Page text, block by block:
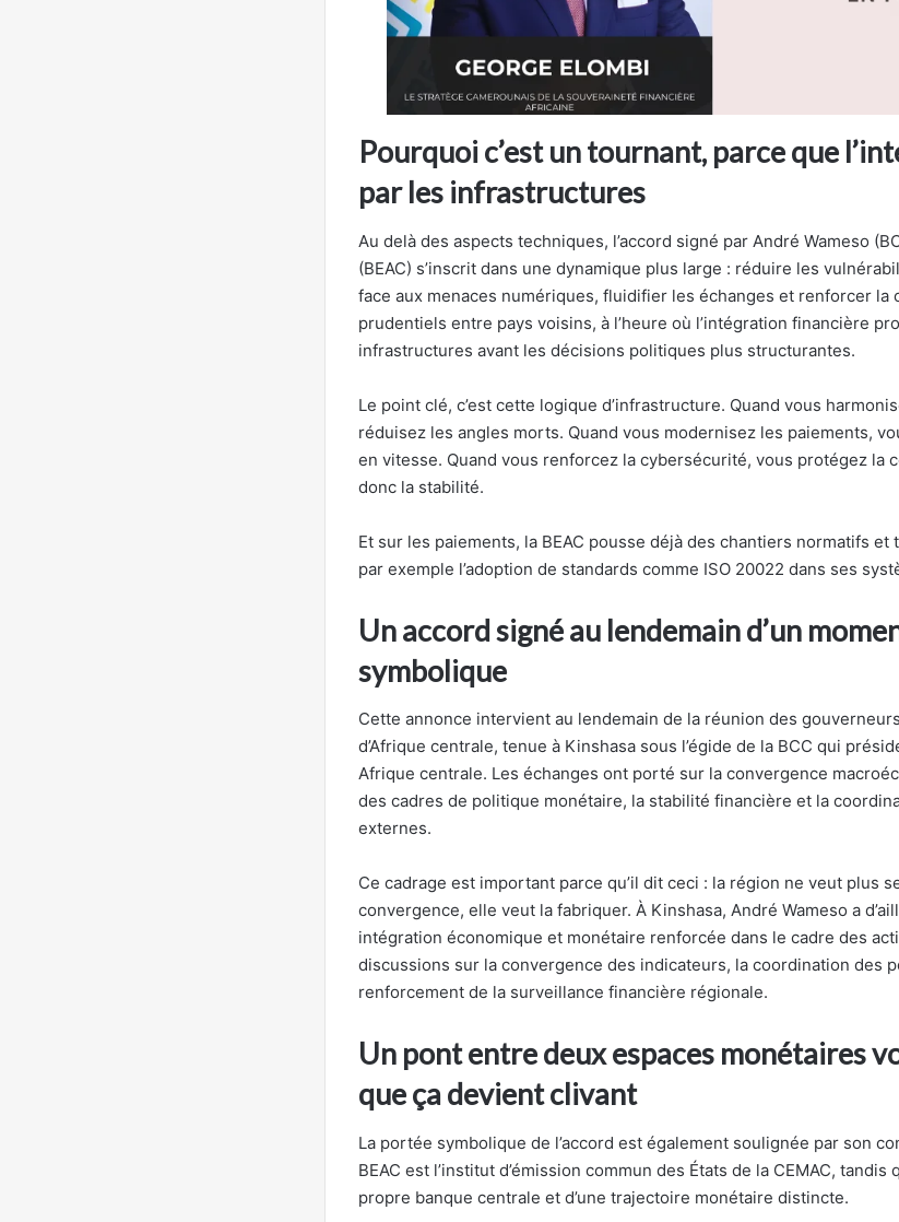
Pourquoi c’est un tournant, parce que
par les infrastructures
Au delà des aspects techniques, l’accord signé par André Wameso
(BEAC) s’inscrit dans une dynamique plus large : réduire les
face aux menaces numériques, fluidifier les échanges et renforcer la
prudentiels entre pays voisins, à l’heure où l’intégration financière
infrastructures avant les décisions politiques plus structurantes.
Le point clé, c’est cette logique d’infrastructure. Quand vous
réduisez les angles morts. Quand vous modernisez les paiements,
en vitesse. Quand vous renforcez la cybersécurité, vous protégez la
donc la stabilité.
Et sur les paiements, la BEAC pousse déjà des chantiers normatifs et
par exemple l’adoption de standards comme ISO 20022 dans ses
Un accord signé au lendemain d’un
symbolique
Cette annonce intervient au lendemain de la réunion des
d’Afrique centrale, tenue à Kinshasa sous l’égide de la BCC qui
Afrique centrale. Les échanges ont porté sur la convergence
des cadres de politique monétaire, la stabilité financière et la
externes.
Ce cadrage est important parce qu’il dit ceci : la région ne veut plus
convergence, elle veut la fabriquer. À Kinshasa, André Wameso a
intégration économique et monétaire renforcée dans le cadre des
discussions sur la convergence des indicateurs, la coordination des
renforcement de la surveillance financière régionale.
Un pont entre deux espaces monétaires
que ça devient clivant
La portée symbolique de l’accord est également soulignée par son
BEAC est l’institut d’émission commun des États de la CEMAC, tandis
propre banque centrale et d’une trajectoire monétaire distincte.